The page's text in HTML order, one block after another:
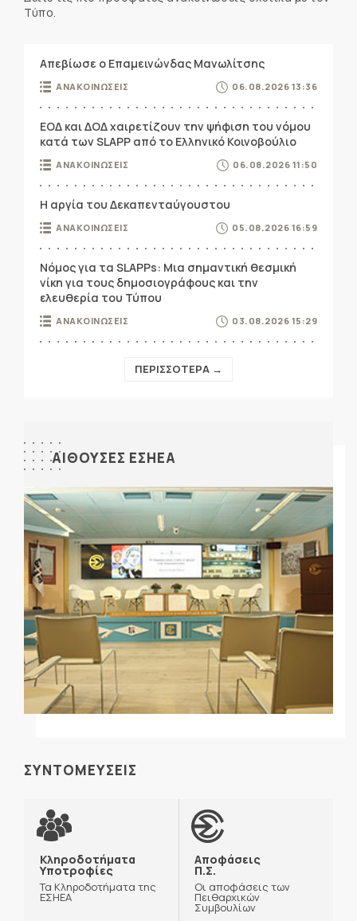
Τύπο.
Απεβίωσε ο Επαμεινώνδας Μανωλίτσης
ΑΝΑΚΟΙΝΩΣΕΙΣ 06.08.2026 13:36
ΕΟΔ και ΔΟΔ χαιρετίζουν την ψήφιση του νόμου
κατά των SLAPP από το Ελληνικό Κοινοβούλιο
ΑΝΑΚΟΙΝΩΣΕΙΣ 06.08.2026 11:50
Η αργία του Δεκαπενταύγουστου
ΑΝΑΚΟΙΝΩΣΕΙΣ 05.08.2026 16:59
Νόμος για τα SLAPPs: Μια σημαντική θεσμική
νίκη για τους δημοσιογράφους και την
ελευθερία του Τύπου
ΑΝΑΚΟΙΝΩΣΕΙΣ 03.08.2026 15:29
ΠΕΡΙΣΣΟΤΕΡΑ →
ΑΙΘΟΥΣΕΣ ΕΣΗΕΑ
ΣΥΝΤΟΜΕΥΣΕΙΣ
Κληροδοτήματα
Υποτροφίες
Τα Κληροδοτήματα της
ΕΣΗΕΑ
Αποφάσεις
Π.Σ.
Οι αποφάσεις των
Πειθαρχικών
Συμβουλίων